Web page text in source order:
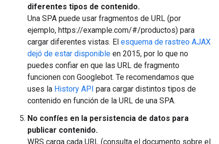
diferentes tipos de contenido.
Una SPA puede usar fragmentos de URL (por
ejemplo, https://example.com/#/productos) para
cargar diferentes vistas. El esquema de rastreo AJAX
dejó de estar disponible en 2015, por lo que no
puedes confiar en que las URL de fragmento
funcionen con Googlebot. Te recomendamos que
uses la History API para cargar distintos tipos de
contenido en función de la URL de una SPA.
No confíes en la persistencia de datos para
publicar contenido.
WRS carga cada URL (consulta el documento sobre el